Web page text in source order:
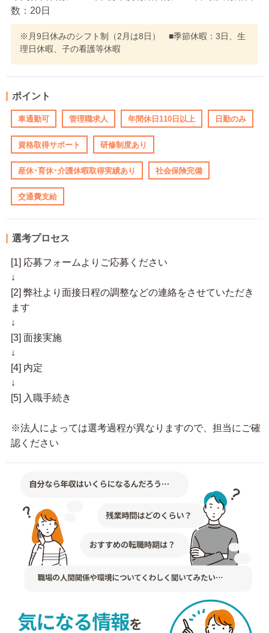
数：20日
※月9日休みのシフト制（2月は8日） ■季節休暇：3日、生
理日休暇、子の看護等休暇
ポイント
車通勤可 管理職求人 年間休日110日以上 日勤のみ
資格取得サポート 研修制度あり
産休･育休･介護休暇取得実績あり 社会保険完備
交通費支給
選考プロセス
[1] 応募フォームよりご応募ください
↓
[2] 弊社より面接日程の調整などの連絡をさせていただき
ます
↓
[3] 面接実施
↓
[4] 内定
↓
[5] 入職手続き
※法人によっては選考過程が異なりますので、担当にご確
認ください